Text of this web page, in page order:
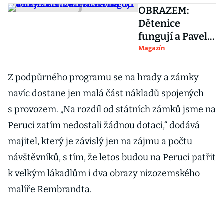
OBRAZEM:
Dětenice
fungují a Pavel
Ondráček
veřejnosti i
zámek na
Peruci
Magazín
Z podpůrného programu se na hrady a zámky
navíc dostane jen malá část nákladů spojených
s provozem. „Na rozdíl od státních zámků jsme na
Peruci zatím nedostali žádnou dotaci,“ dodává
majitel, který je závislý jen na zájmu a počtu
návštěvníků, s tím, že letos budou na Peruci patřit
k velkým lákadlům i dva obrazy nizozemského
malíře Rembrandta.